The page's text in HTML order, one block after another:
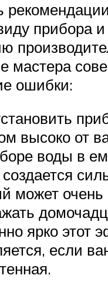
прибора и
мастера
ошибки:
высоко от
воды в
может очень
ярко этот
если